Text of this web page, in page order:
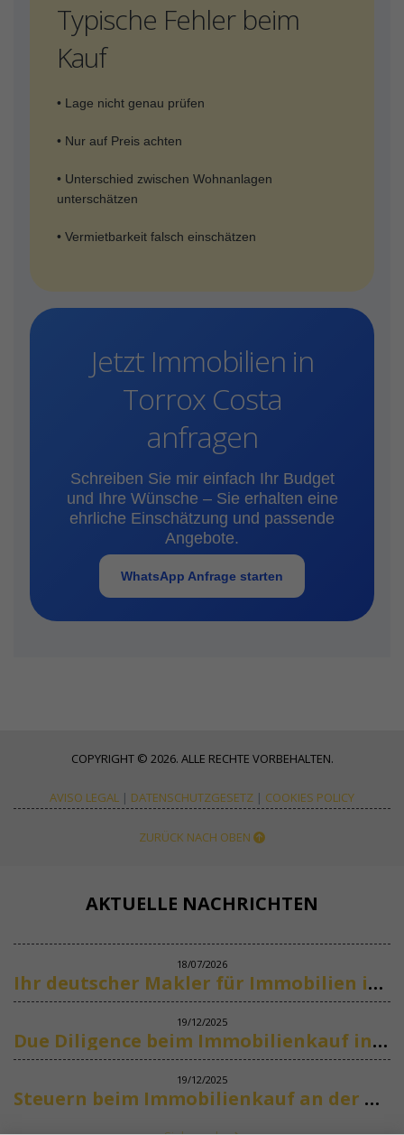
Typische Fehler beim
Kauf
• Lage nicht genau prüfen
• Nur auf Preis achten
• Unterschied zwischen Wohnanlagen
unterschätzen
• Vermietbarkeit falsch einschätzen
Jetzt Immobilien in
Torrox Costa
anfragen
Schreiben Sie mir einfach Ihr Budget
und Ihre Wünsche – Sie erhalten eine
ehrliche Einschätzung und passende
Angebote.
WhatsApp Anfrage starten
COPYRIGHT © 2026. ALLE RECHTE VORBEHALTEN.
AVISO LEGAL | DATENSCHUTZGESETZ | COOKIES POLICY
ZURÜCK NACH OBEN
AKTUELLE NACHRICHTEN
18/07/2026
Ihr deutscher Makler für Immobilien in Marbella
19/12/2025
Due Diligence beim Immobilienkauf in Spanien
19/12/2025
Steuern beim Immobilienkauf an der Costa del Sol